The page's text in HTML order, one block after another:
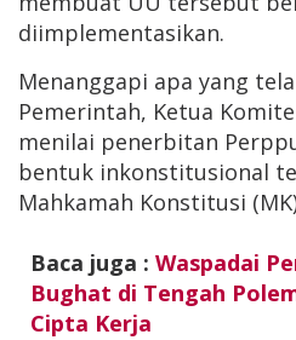
diimplementasikan.
Menanggapi apa yang
Pemerintah, Ketua
menilai penerbitan
bentuk inkonstitusional
Mahkamah Konstitusi
Baca juga : Waspadai
Bughat di Tengah
Cipta Kerja